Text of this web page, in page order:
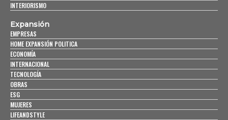
INTERIORISMO
Expansión
EMPRESAS
HOME EXPANSIÓN POLITICA
ECONOMÍA
INTERNACIONAL
TECNOLOGÍA
OBRAS
ESG
MUJERES
LIFEANDSTYLE